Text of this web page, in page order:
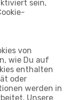
sein,
von
wie Du auf
enthalten
oder
werden in
Unsere